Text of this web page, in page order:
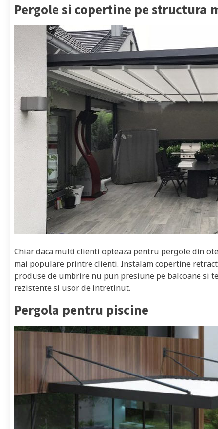
Pergole si copertine pe structura
Chiar daca multi clienti opteaza pentru pergole din
mai populare printre clienti. Instalam copertine
produse de umbrire nu pun presiune pe balcoane si
rezistente si usor de intretinut.
Pergola pentru piscine